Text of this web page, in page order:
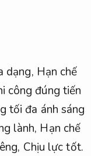
dạng, Hạn chế
công đúng tiến
tối đa ánh sáng
lành, Hạn chế
Chịu lực tốt.